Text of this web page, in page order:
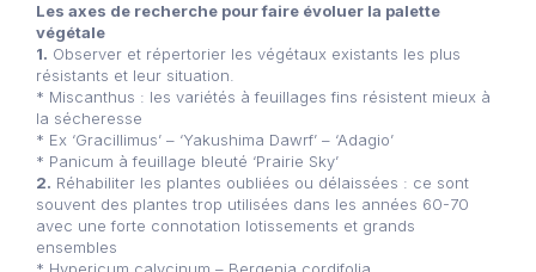
Les axes de recherche pour faire évoluer la palette
végétale
1. Observer et répertorier les végétaux existants les plus
résistants et leur situation.
* Miscanthus : les variétés à feuillages fins résistent mieux à
la sécheresse
* Ex ‘Gracillimus’ – ‘Yakushima Dawrf’ – ‘Adagio’
* Panicum à feuillage bleuté ‘Prairie Sky’
2. Réhabiliter les plantes oubliées ou délaissées : ce sont
souvent des plantes trop utilisées dans les années 60-70
avec une forte connotation lotissements et grands
ensembles